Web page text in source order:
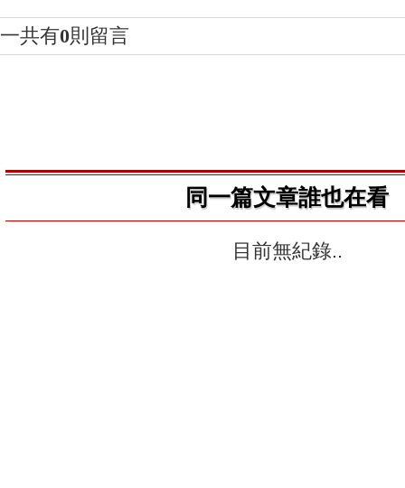
一共有0則留言
同一篇文章誰也在看
目前無紀錄..